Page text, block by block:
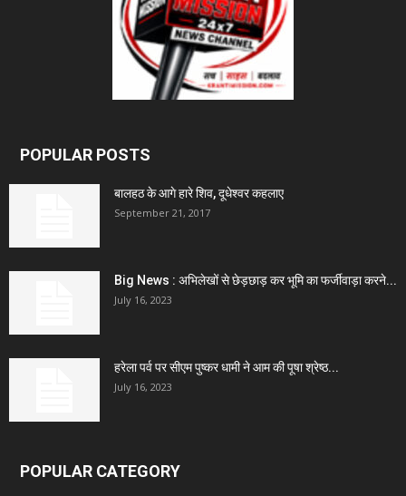
POPULAR POSTS
बालहठ के आगे हारे शिव, दूधेश्वर कहलाए
September 21, 2017
Big News : अभिलेखों से छेड़छाड़ कर भूमि का फर्जीवाड़ा करने...
July 16, 2023
हरेला पर्व पर सीएम पुष्कर धामी ने आम की पूषा श्रेष्ठ...
July 16, 2023
POPULAR CATEGORY